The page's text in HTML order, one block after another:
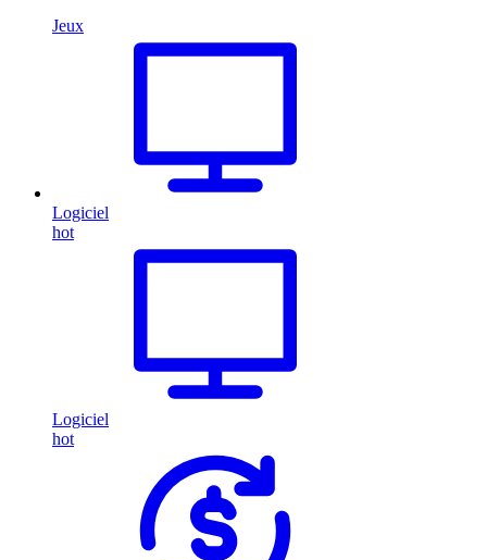
Jeux
Logiciel
hot
Logiciel
hot